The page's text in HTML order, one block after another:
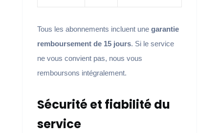
Tous les abonnements incluent une garantie
remboursement de 15 jours. Si le service
ne vous convient pas, nous vous
remboursons intégralement.
Sécurité et fiabilité du
service